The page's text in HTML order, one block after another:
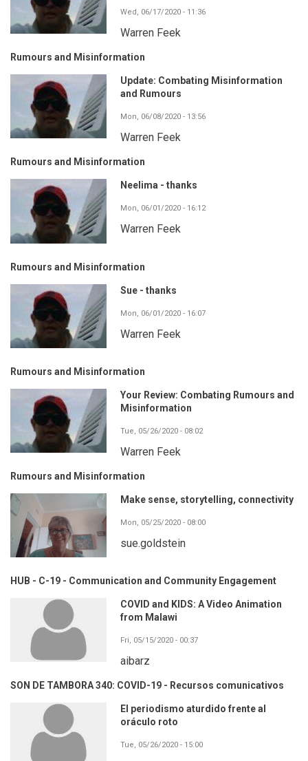
Wed, 06/17/2020 - 11:36
Warren Feek
Rumours and Misinformation
Update: Combating Misinformation
and Rumours
Mon, 06/08/2020 - 13:56
Warren Feek
Rumours and Misinformation
Neelima - thanks
Mon, 06/01/2020 - 16:12
Warren Feek
Rumours and Misinformation
Sue - thanks
Mon, 06/01/2020 - 16:07
Warren Feek
Rumours and Misinformation
Your Review: Combating Rumours and
Misinformation
Tue, 05/26/2020 - 08:02
Warren Feek
Rumours and Misinformation
Make sense, storytelling, connectivity
Mon, 05/25/2020 - 08:00
sue.goldstein
HUB - C-19 - Communication and Community Engagement
COVID and KIDS: A Video Animation
from Malawi
Fri, 05/15/2020 - 00:37
aibarz
SON DE TAMBORA 340: COVID-19 - Recursos comunicativos
El periodismo aturdido frente al
oráculo roto
Tue, 05/26/2020 - 15:00